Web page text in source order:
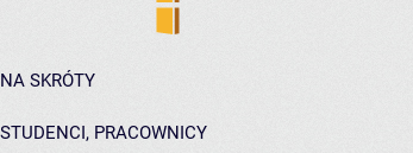
NA SKRÓTY
STUDENCI, PRACOWNICY